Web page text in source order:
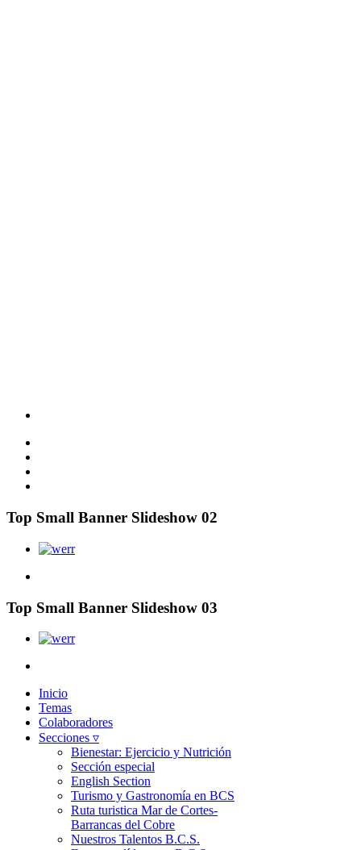
Top Small Banner Slideshow 02
Top Small Banner Slideshow 03
Inicio
Temas
Colaboradores
Secciones ▿
Bienestar: Ejercicio y Nutrición
Sección especial
English Section
Turismo y Gastronomía en BCS
Ruta turistica Mar de Cortes-
Barrancas del Cobre
Nuestros Talentos B.C.S.